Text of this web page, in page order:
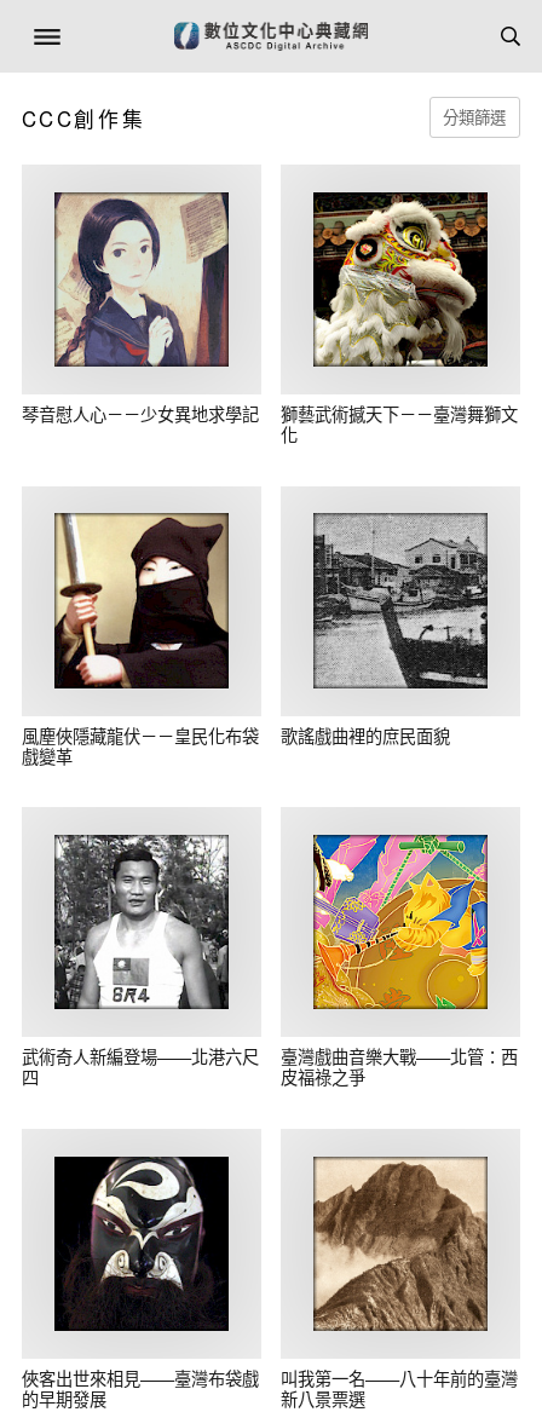
CCC創作集
琴音慰人心－－少女異地求學記
獅藝武術撼天下－－臺灣舞獅文
化
風塵俠隱藏龍伏－－皇民化布袋
戲變革
歌謠戲曲裡的庶民面貌
武術奇人新編登場——北港六尺
四
臺灣戲曲音樂大戰——北管：西
皮福祿之爭
俠客出世來相見——臺灣布袋戲
的早期發展
叫我第一名——八十年前的臺灣
新八景票選
分類篩選